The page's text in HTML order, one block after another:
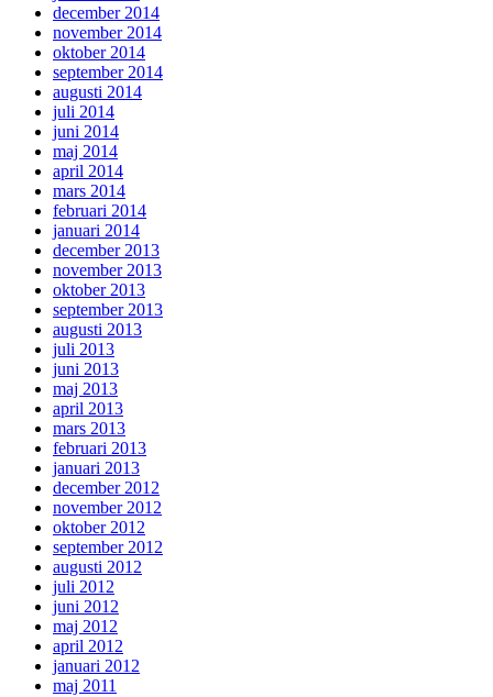
december 2014
november 2014
oktober 2014
september 2014
augusti 2014
juli 2014
juni 2014
maj 2014
april 2014
mars 2014
februari 2014
januari 2014
december 2013
november 2013
oktober 2013
september 2013
augusti 2013
juli 2013
juni 2013
maj 2013
april 2013
mars 2013
februari 2013
januari 2013
december 2012
november 2012
oktober 2012
september 2012
augusti 2012
juli 2012
juni 2012
maj 2012
april 2012
januari 2012
maj 2011